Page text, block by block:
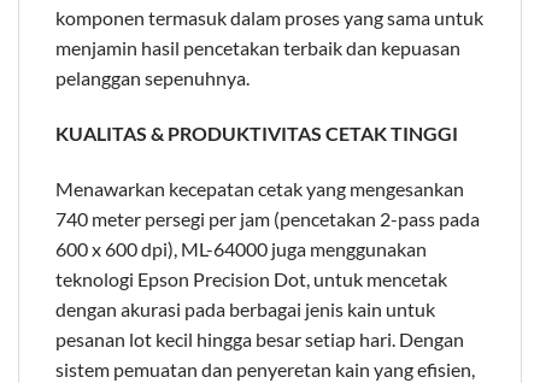
komponen termasuk dalam proses yang sama untuk
menjamin hasil pencetakan terbaik dan kepuasan
pelanggan sepenuhnya.
KUALITAS & PRODUKTIVITAS CETAK TINGGI
Menawarkan kecepatan cetak yang mengesankan
740 meter persegi per jam (pencetakan 2-pass pada
600 x 600 dpi), ML-64000 juga menggunakan
teknologi Epson Precision Dot, untuk mencetak
dengan akurasi pada berbagai jenis kain untuk
pesanan lot kecil hingga besar setiap hari. Dengan
sistem pemuatan dan penyeretan kain yang efisien,